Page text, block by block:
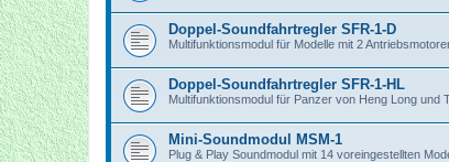
Doppel-Soundfahrtregler SFR-1-D
Multifunktionsmodul für Modelle mit 2
Doppel-Soundfahrtregler SFR-1-HL
Multifunktionsmodul für Panzer von Heng Long und
Mini-Soundmodul MSM-1
Plug & Play Soundmodul mit 14 voreingestellten